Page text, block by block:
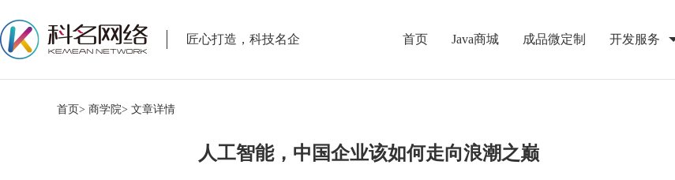
匠心打造，科技名企 首页 Java商城 成品微定制 开发服务
首页> 商学院> 文章详情
人工智能，中国企业该如何走向浪潮之巅